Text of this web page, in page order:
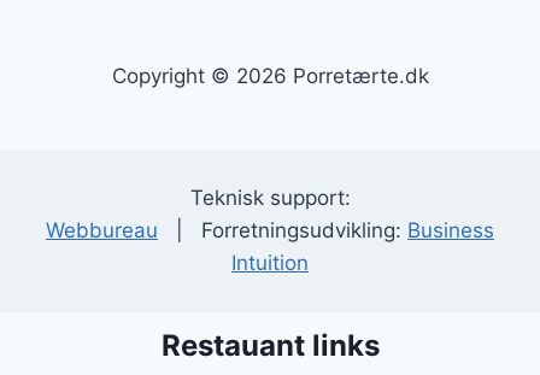
Copyright © 2026 Porretærte.dk
Teknisk support:
Webbureau | Forretningsudvikling: Business
Intuition
Restauant links